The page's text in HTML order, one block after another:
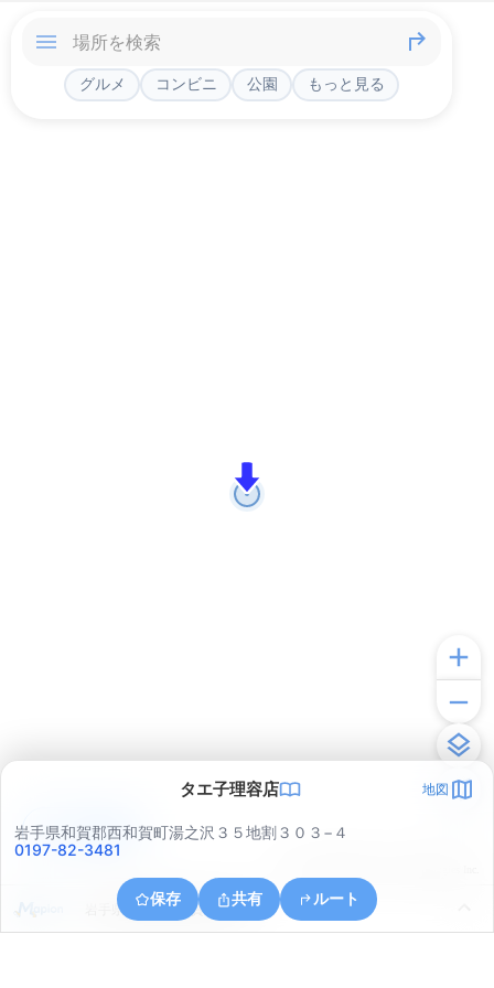
グルメ コンビニ 公園 もっと見る
タエ子理容店 地図
岩手県和賀郡西和賀町湯之沢３５地割３０３−４
0197-82-3481
保存 共有 ルート
岩手県和賀郡西和賀町湯之沢
アプリで見る